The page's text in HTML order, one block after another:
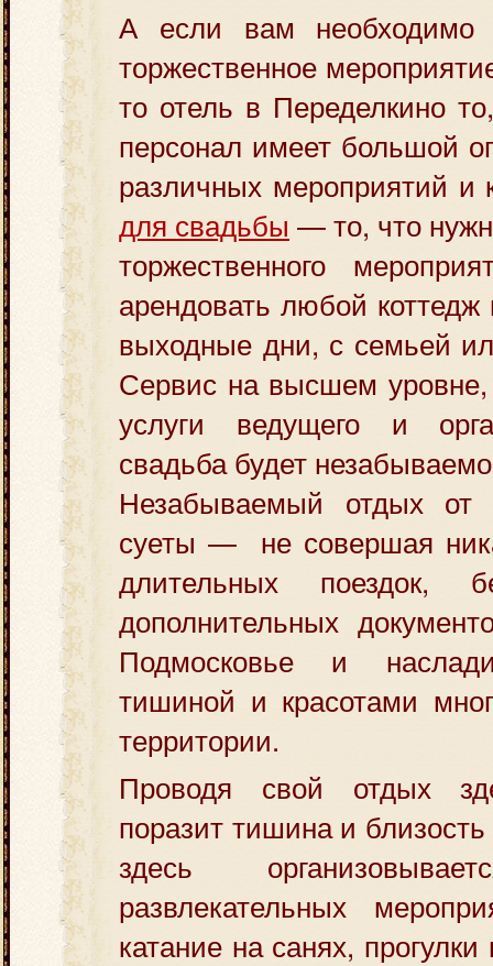
А если вам необходимо
торжественное
то отель в Переделкино
персонал имеет большой
различных мероприятий
для свадьбы — то, что
торжественного
арендовать любой
выходные дни, с семьей
Сервис на высшем уровне,
услуги ведущего и
свадьба будет
Незабываемый отдых
суеты — не совершая
длительных поездок,
дополнительных
Подмосковье и
тишиной и красотами
территории.
Проводя свой отдых
поразит тишина и
здесь
развлекательных
катание на санях,